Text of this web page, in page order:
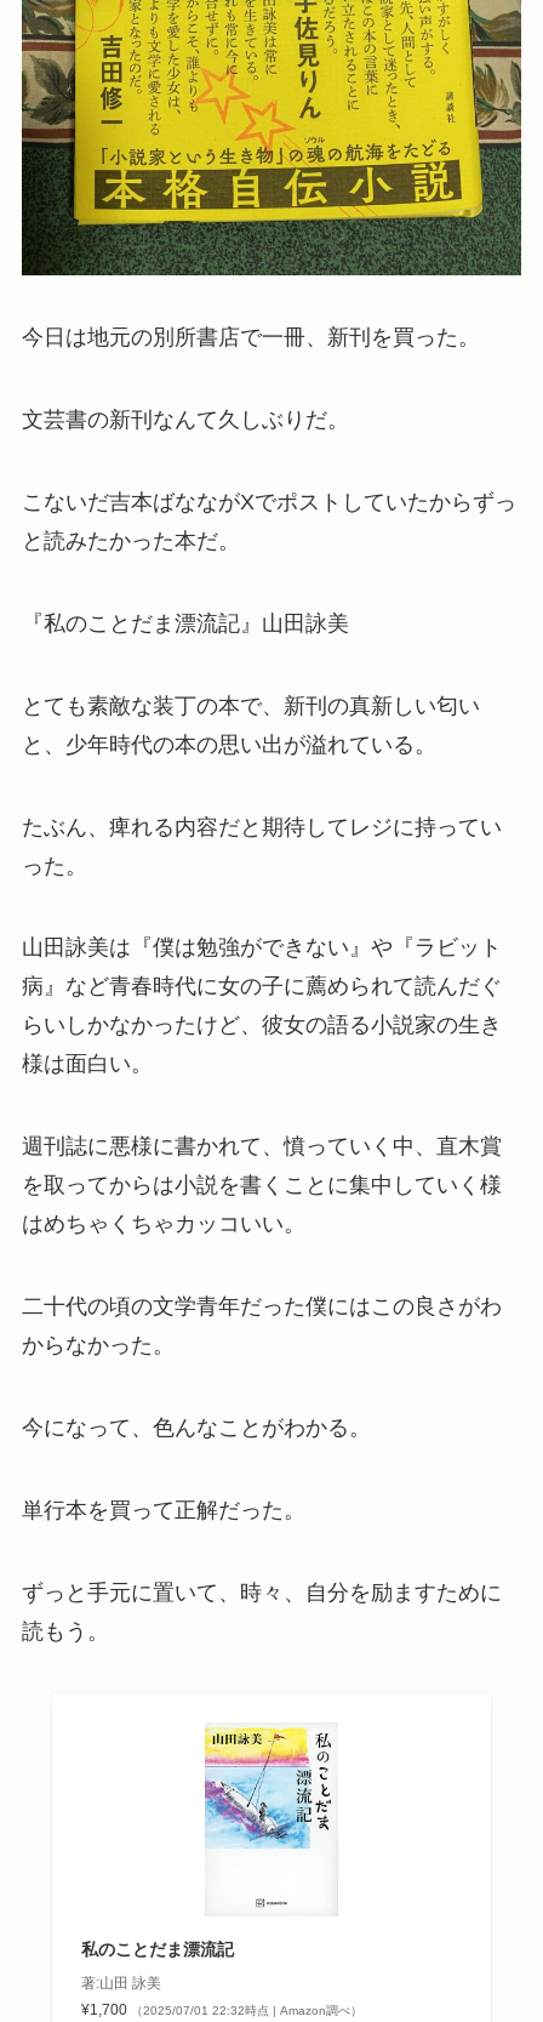
今日は地元の別所書店で一冊、新刊を買った。
文芸書の新刊なんて久しぶりだ。
こないだ吉本ばなながXでポストしていたからずっ
と読みたかった本だ。
『私のことだま漂流記』山田詠美
とても素敵な装丁の本で、新刊の真新しい匂い
と、少年時代の本の思い出が溢れている。
たぶん、痺れる内容だと期待してレジに持ってい
った。
山田詠美は『僕は勉強ができない』や『ラビット
病』など青春時代に女の子に薦められて読んだぐ
らいしかなかったけど、彼女の語る小説家の生き
様は面白い。
週刊誌に悪様に書かれて、憤っていく中、直木賞
を取ってからは小説を書くことに集中していく様
はめちゃくちゃカッコいい。
二十代の頃の文学青年だった僕にはこの良さがわ
からなかった。
今になって、色んなことがわかる。
単行本を買って正解だった。
ずっと手元に置いて、時々、自分を励ますために
読もう。
私のことだま漂流記
著:山田 詠美
¥1,700
（2025/07/01 22:32時点 | Amazon調べ）